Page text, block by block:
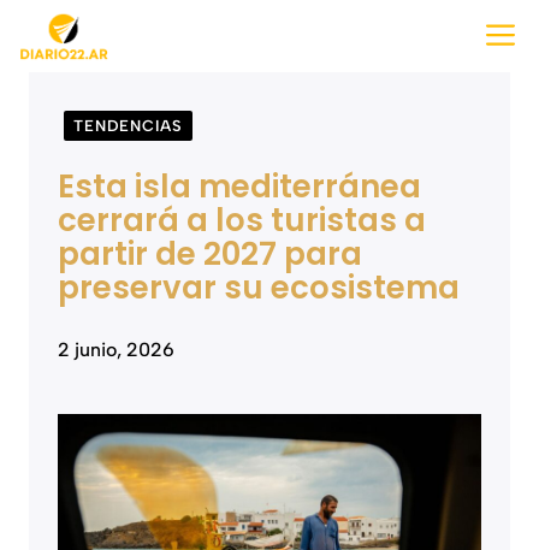
Saltar
TENDENCIAS
Esta isla mediterránea
cerrará a los turistas a
partir de 2027 para
preservar su ecosistema
2 junio, 2026